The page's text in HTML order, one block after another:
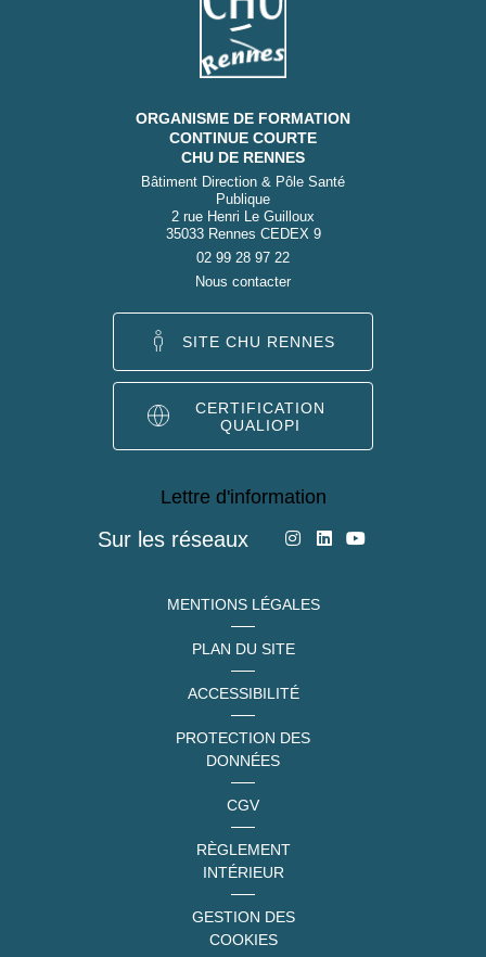
ORGANISME DE FORMATION
CONTINUE COURTE
CHU DE RENNES
Bâtiment Direction & Pôle Santé
Publique
2 rue Henri Le Guilloux
35033 Rennes CEDEX 9
02 99 28 97 22
Nous contacter
SITE CHU RENNES
CERTIFICATION
QUALIOPI
Lettre d'information
Sur les réseaux
MENTIONS LÉGALES
PLAN DU SITE
ACCESSIBILITÉ
PROTECTION DES
DONNÉES
CGV
RÈGLEMENT
INTÉRIEUR
GESTION DES
COOKIES